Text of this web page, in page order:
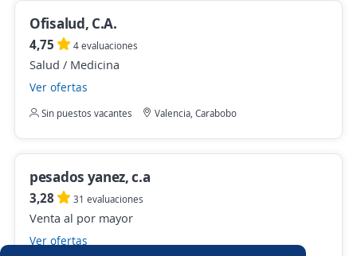
Ofisalud, C.A.
4,75 4 evaluaciones
Salud / Medicina
Ver ofertas
Sin puestos vacantes Valencia, Carabobo
pesados yanez, c.a
3,28 31 evaluaciones
Venta al por mayor
Ver ofertas